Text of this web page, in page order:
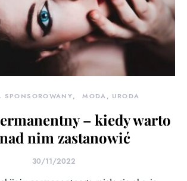
SPONSOROWANY MODA, URODA
– kiedy warto
nim zastanowić
30/11/2022